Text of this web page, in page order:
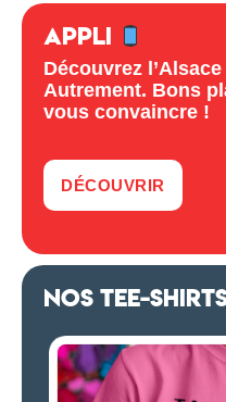
APPLI
Découvrez l’Alsace
Autrement. Bons
vous convaincre !
DÉCOUVRIR
NOS TEE-